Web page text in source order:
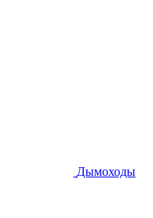
Дымоходы